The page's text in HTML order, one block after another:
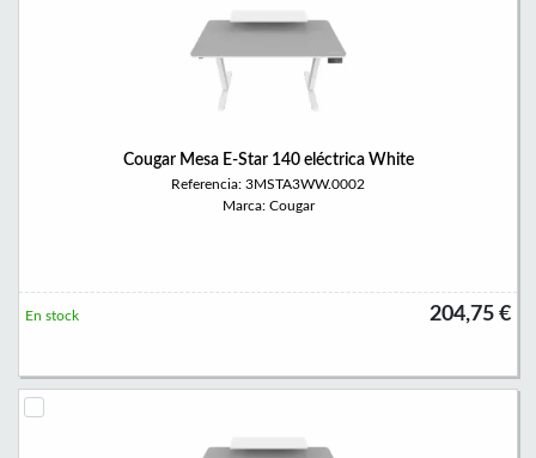
Cougar Mesa E-Star 140 eléctrica White
Referencia: 3MSTA3WW.0002
Marca: Cougar
204,75 €
En stock